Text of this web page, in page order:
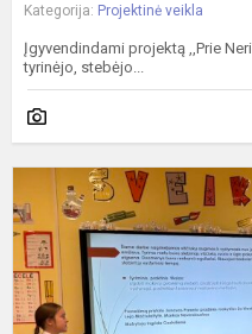
Kategorija: Projektinė veikla
Įgyvendindami projektą ,,Prie
tyrinėjo, stebėjo...